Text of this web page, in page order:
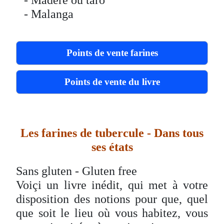
- Malanga
Points de vente farines
Points de vente du livre
Les farines de tubercule - Dans tous
ses états
Sans gluten - Gluten free
Voiçi un livre inédit, qui met à votre
disposition des notions pour que, quel
que soit le lieu où vous habitez, vous